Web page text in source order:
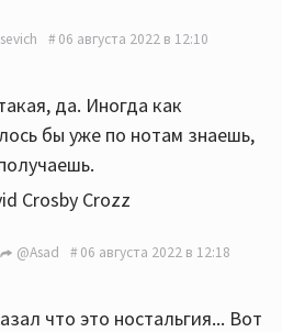
06 августа 2022 в 12:10
да. Иногда как
бы уже по нотам знаешь,
Crosby Crozz
@Asad 06 августа 2022 в 12:18
что это ностальгия... Вот